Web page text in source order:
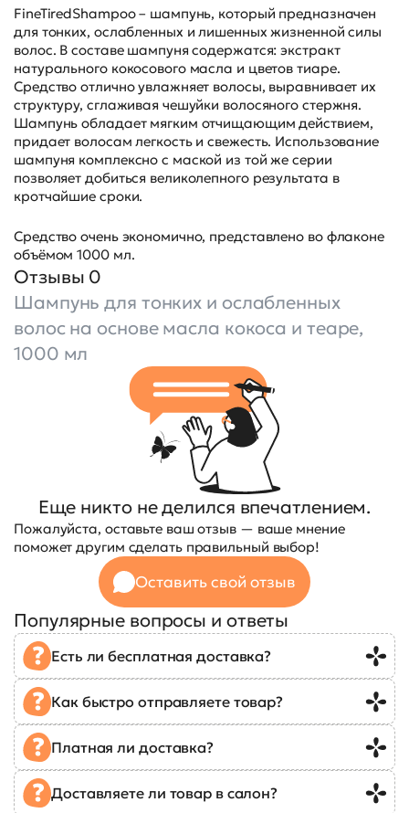
FineTiredShampoo – шампунь, который предназначен
для тонких, ослабленных и лишенных жизненной силы
волос. В составе шампуня содержатся: экстракт
натурального кокосового масла и цветов тиаре.
Средство отлично увлажняет волосы, выравнивает их
структуру, сглаживая чешуйки волосяного стержня.
Шампунь обладает мягким отчищающим действием,
придает волосам легкость и свежесть. Использование
шампуня комплексно с маской из той же серии
позволяет добиться великолепного результата в
кротчайшие сроки.
Средство очень экономично, представлено во флаконе
объёмом 1000 мл.
Отзывы 0
Шампунь для тонких и ослабленных
волос на основе масла кокоса и теаре,
1000 мл
Еще никто не делился впечатлением.
Пожалуйста, оставьте ваш отзыв — ваше мнение
поможет другим сделать правильный выбор!
Оставить свой отзыв
Популярные вопросы и ответы
Есть ли бесплатная доставка?
Как быстро отправляете товар?
Платная ли доставка?
Доставляете ли товар в салон?